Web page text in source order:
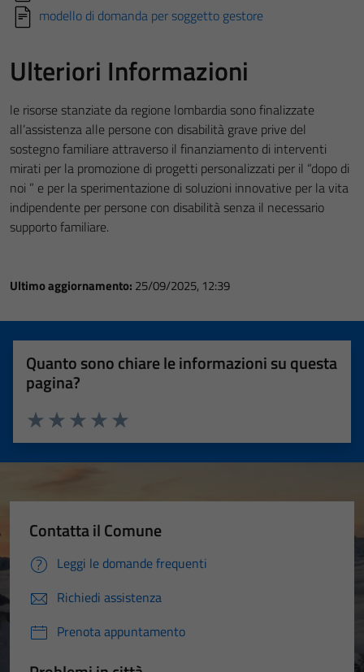
modello di domanda per soggetto gestore
Ulteriori Informazioni
le risorse stanziate da regione lombardia sono finalizzate
all’assistenza alle persone con disabilità grave prive del
sostegno familiare attraverso il finanziamento di interventi
mirati per la promozione di progetti personalizzati per il “dopo di
noi ” e per la sperimentazione di soluzioni innovative per la vita
indipendente per persone con disabilità senza il necessario
supporto familiare.
Ultimo aggiornamento: 25/09/2025, 12:39
Quanto sono chiare le informazioni su questa
pagina?
Valuta 5 stelle su 5
Valuta 4 stelle su 5
Valuta 3 stelle su 5
Valuta 2 stelle su 5
Valuta 1 stelle su 5
Contatta il Comune
Leggi le domande frequenti
Richiedi assistenza
Prenota appuntamento